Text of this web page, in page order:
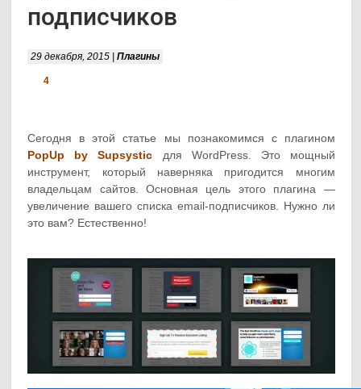
подписчиков
29 декабря, 2015 |Плагины
4
Сегодня в этой статье мы познакомимся с плагином
PopUp by Supsystic для WordPress. Это мощный
инструмент, который наверняка пригодится многим
владельцам сайтов. Основная цель этого плагина —
увеличение вашего списка email-подписчиков. Нужно ли
это вам? Естественно!